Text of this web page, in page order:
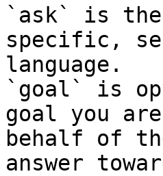
`ask` is
specific,
language.
`goal` is
goal you
behalf of
answer